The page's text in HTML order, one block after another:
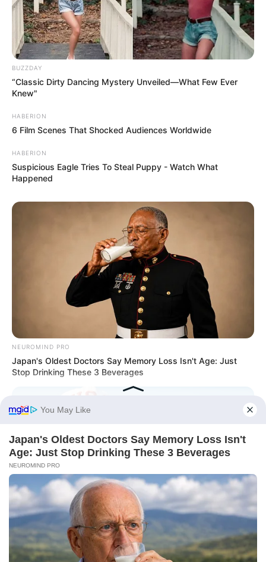
BUZZDAY
“Classic Dirty Dancing Mystery Unveiled—What Few Ever
Knew"
HABERION
6 Film Scenes That Shocked Audiences Worldwide
HABERION
Suspicious Eagle Tries To Steal Puppy - Watch What
Happened
NEUROMIND PRO
Japan's Oldest Doctors Say Memory Loss Isn't Age: Just
Stop Drinking These 3 Beverages
FRIDAY PLANS
CVS’s Nightmare Comes True: Men Ditching Viagra For This
87¢ Generic Aisle 7 Hack